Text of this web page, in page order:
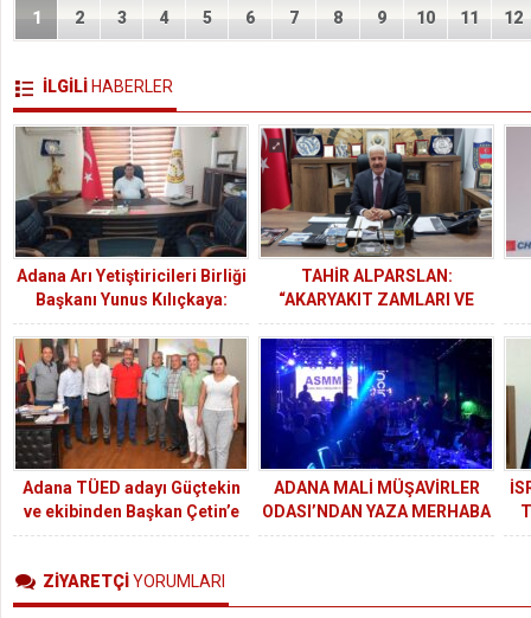
1 2 3 4 5 6 7 8 9 10 11 12
İLGİLİ HABERLER
Adana Arı Yetiştiricileri Birliği
Başkanı Yunus Kılıçkaya:
“Sahte Bal, Hem Tüketiciyi
Hem Arıcıyı Zarar Uğratıyor”
TAHİR ALPARSLAN:
“AKARYAKIT ZAMLARI VE
HAKSIZ REKABET ESNAFI
ÇARESİZ BIRAKIYOR”
Adana TÜED adayı Güçtekin
ve ekibinden Başkan Çetin’e
ziyaret
ADANA MALİ MÜŞAVİRLER
ODASI’NDAN YAZA MERHABA
BULUŞMASI
ZİYARETÇİYORUMLARI